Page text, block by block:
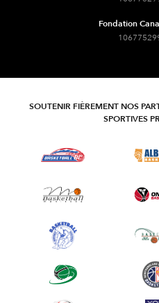
Fondation
SOUTENIR FIÈREMENT NOS
SPORTIVES